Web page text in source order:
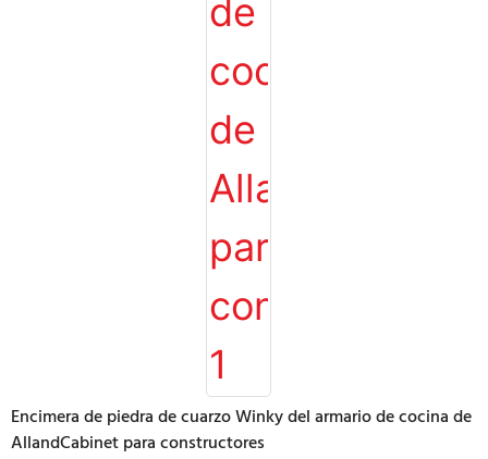
Encimera de piedra de cuarzo Winky del armario de cocina de
AllandCabinet para constructores